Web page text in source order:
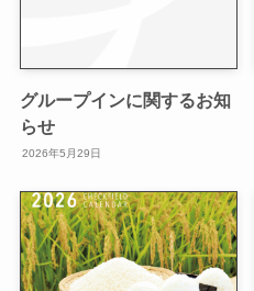
グループインに関するお知
らせ
2026年5月29日